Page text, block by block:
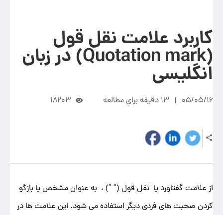
کاربرد علامت نقل قول
(Quotation mark) در زبان
انگلیسی
05/05/16 13 دقیقه برای مطالعه 18203
از علامت گفتاورد یا نقل قول (“ ”) ، به عنوان مشخص یا بازگو
کردن صحبت های فردی دیگر استفاده می شود. این علامت ها در